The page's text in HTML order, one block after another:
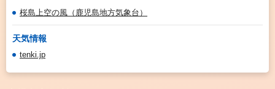
桜島上空の風（鹿児島地方気象台）
天気情報
tenki.jp